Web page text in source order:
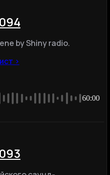
by Shiny radio.
›
60:00